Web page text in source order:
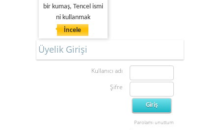
bir kumaş, Tencel ismi
ni kullanmak
İncele
Üyelik Girişi
Kullanıcı adı
Şifre
Parolamı unuttum